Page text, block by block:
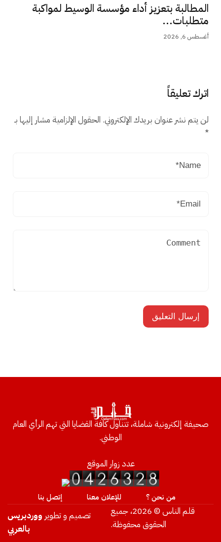
المطالبة بتعزيز أداء مؤسسة الوسيط لمواكبة
متطلبات...
أغسطس 6, 2026
اترك تعليقاً
لن يتم نشر عنوان بريدك الإلكتروني. الحقول الإلزامية مشار إليها بـ
*
صحيفة إلكترونية شاملة، تتناول كافة القضايا التي تهم الرأي العام
الوطني.
عدد زوار الموقع
من نحن ؟ للإعلان معنا إتصل بنا
قلم الناس © 2026، جميع
الحقوق محفوظة.
تصميم و تطوير ووردبريس
بالعربي